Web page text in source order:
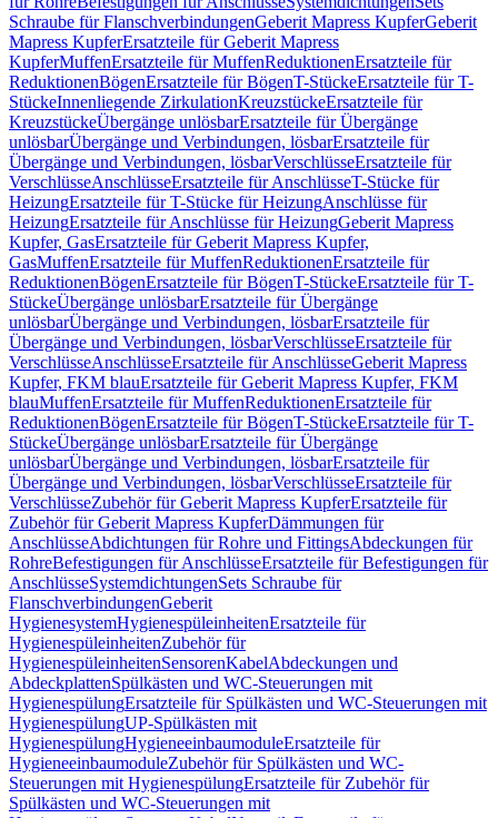
Schraube für FlanschverbindungenGeberit Mapress KupferGeberit
Mapress KupferErsatzteile für Geberit Mapress
KupferMuffenErsatzteile für MuffenReduktionenErsatzteile für
ReduktionenBögenErsatzteile für BögenT-StückeErsatzteile für T-
StückeInnenliegende ZirkulationKreuzstückeErsatzteile für
KreuzstückeÜbergänge unlösbarErsatzteile für Übergänge
unlösbarÜbergänge und Verbindungen, lösbarErsatzteile für
Übergänge und Verbindungen, lösbarVerschlüsseErsatzteile für
VerschlüsseAnschlüsseErsatzteile für AnschlüsseT-Stücke für
HeizungErsatzteile für T-Stücke für HeizungAnschlüsse für
HeizungErsatzteile für Anschlüsse für HeizungGeberit Mapress
Kupfer, GasErsatzteile für Geberit Mapress Kupfer,
GasMuffenErsatzteile für MuffenReduktionenErsatzteile für
ReduktionenBögenErsatzteile für BögenT-StückeErsatzteile für T-
StückeÜbergänge unlösbarErsatzteile für Übergänge
unlösbarÜbergänge und Verbindungen, lösbarErsatzteile für
Übergänge und Verbindungen, lösbarVerschlüsseErsatzteile für
VerschlüsseAnschlüsseErsatzteile für AnschlüsseGeberit Mapress
Kupfer, FKM blauErsatzteile für Geberit Mapress Kupfer, FKM
blauMuffenErsatzteile für MuffenReduktionenErsatzteile für
ReduktionenBögenErsatzteile für BögenT-StückeErsatzteile für T-
StückeÜbergänge unlösbarErsatzteile für Übergänge
unlösbarÜbergänge und Verbindungen, lösbarErsatzteile für
Übergänge und Verbindungen, lösbarVerschlüsseErsatzteile für
VerschlüsseZubehör für Geberit Mapress KupferErsatzteile für
Zubehör für Geberit Mapress KupferDämmungen für
AnschlüsseAbdichtungen für Rohre und FittingsAbdeckungen für
RohreBefestigungen für AnschlüsseErsatzteile für Befestigungen für
AnschlüsseSystemdichtungenSets Schraube für
FlanschverbindungenGeberit
HygienesystemHygienespüleinheitenErsatzteile für
HygienespüleinheitenZubehör für
HygienespüleinheitenSensorenKabelAbdeckungen und
AbdeckplattenSpülkästen und WC-Steuerungen mit
HygienespülungErsatzteile für Spülkästen und WC-Steuerungen mit
HygienespülungUP-Spülkästen mit
HygienespülungHygieneeinbaumoduleErsatzteile für
HygieneeinbaumoduleZubehör für Spülkästen und WC-
Steuerungen mit HygienespülungErsatzteile für Zubehör für
Spülkästen und WC-Steuerungen mit